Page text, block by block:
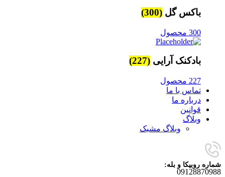
باکس گل (300)
300 محصول
بادکنک آرایی (227)
227 محصول
تماس با ما
درباره ما
قوانین
وبلاگ
وبلاگ مشبک
شماره روبیکا و بله:
09128870988